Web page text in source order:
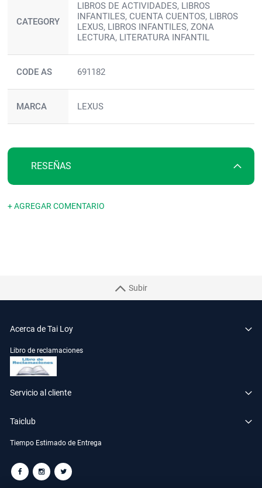
CATEGORY
LIBROS DE ACTIVIDADES, LIBROS
INFANTILES, CUENTA CUENTOS, LIBROS
LEXUS, LIBROS INFANTILES, ZONA
LECTURA, LITERATURA INFANTIL
CODE AS 691182
MARCA LEXUS
RESEÑAS
+ AGREGAR COMENTARIO
Subir
Acerca de Tai Loy
Libro de reclamaciones
Servicio al cliente
Taiclub
Tiempo Estimado de Entrega